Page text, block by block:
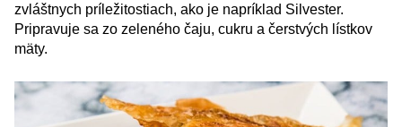
zvláštnych príležitostiach, ako je napríklad Silvester.
Pripravuje sa zo zeleného čaju, cukru a čerstvých lístkov
mäty.